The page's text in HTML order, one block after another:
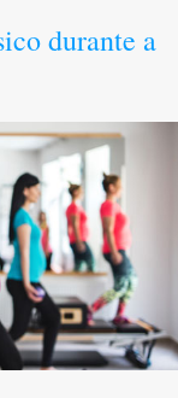
durante a